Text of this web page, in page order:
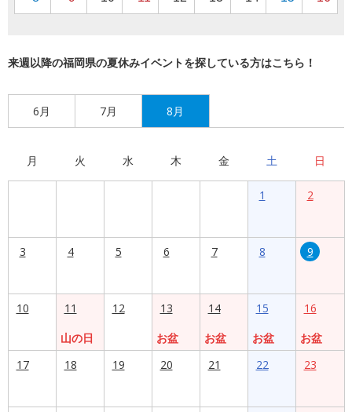
来週以降の福岡県の夏休みイベントを探している方はこちら！
6月 7月 8月
月 火 水 木 金 土 日
1 2
3 4 5 6 7 8 9
10
11
山の日
12
13
お盆
14
お盆
15
お盆
16
お盆
17
18 19 20 21 22 23